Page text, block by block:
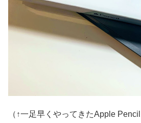
（↑一足早くやってきたApple